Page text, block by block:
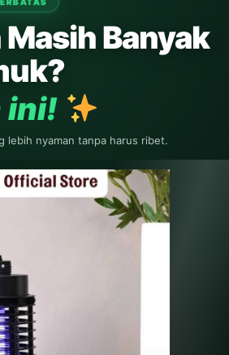
Banyak
ini!
lebih nyaman tanpa harus ribet.